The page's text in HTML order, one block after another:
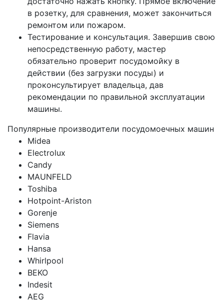
в розетку, для сравнения, может закончиться
ремонтом или пожаром.
Тестирование и консультация. Завершив свою
непосредственную работу, мастер
обязательно проверит посудомойку в
действии (без загрузки посуды) и
проконсультирует владельца, дав
рекомендации по правильной эксплуатации
машины.
Популярные производители посудомоечных машин
Midea
Electrolux
Candy
MAUNFELD
Toshiba
Hotpoint-Ariston
Gorenje
Siemens
Flavia
Hansa
Whirlpool
BEKO
Indesit
AEG